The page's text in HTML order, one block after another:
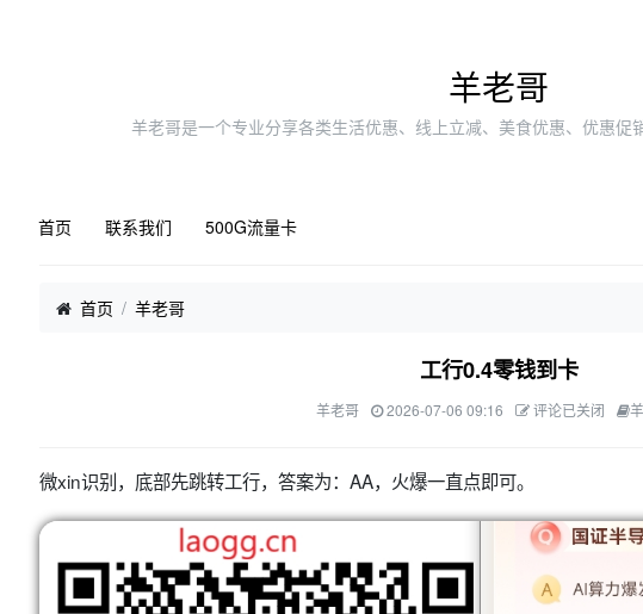
羊老哥
羊老哥是一个专业分享各类生活优惠、线上立减、美食优惠、优惠促
首页 联系我们 500G流量卡
首页 羊老哥
工行0.4零钱到卡
羊老哥 2026-07-06 09:16 评论已关闭
微xin识别，底部先跳转工行，答案为：AA，火爆一直点即可。